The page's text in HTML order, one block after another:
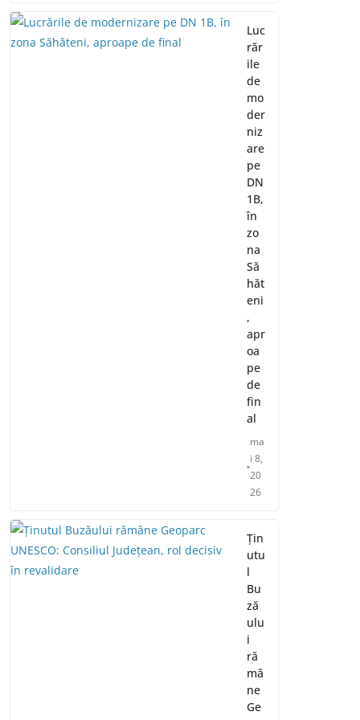
Luc
răr
ile
de
mo
der
niz
are
pe
DN
1B,
în
zo
na
Să
hăt
eni
,
apr
oa
pe
de
fin
al
ma
i 8,
20
26
Țin
utu
l
Bu
ză
ulu
i
ră
mâ
ne
Ge